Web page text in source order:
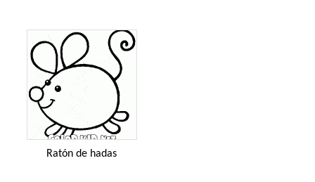
Ratón de hadas